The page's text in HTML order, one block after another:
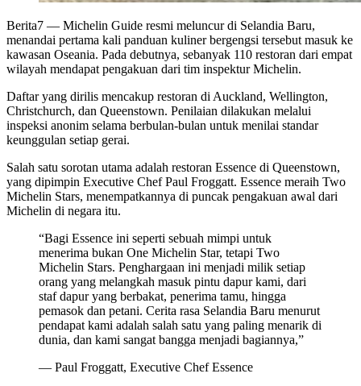
Berita7 — Michelin Guide resmi meluncur di Selandia Baru,
menandai pertama kali panduan kuliner bergengsi tersebut masuk ke
kawasan Oseania. Pada debutnya, sebanyak 110 restoran dari empat
wilayah mendapat pengakuan dari tim inspektur Michelin.
Daftar yang dirilis mencakup restoran di Auckland, Wellington,
Christchurch, dan Queenstown. Penilaian dilakukan melalui
inspeksi anonim selama berbulan-bulan untuk menilai standar
keunggulan setiap gerai.
Salah satu sorotan utama adalah restoran Essence di Queenstown,
yang dipimpin Executive Chef Paul Froggatt. Essence meraih Two
Michelin Stars, menempatkannya di puncak pengakuan awal dari
Michelin di negara itu.
“Bagi Essence ini seperti sebuah mimpi untuk
menerima bukan One Michelin Star, tetapi Two
Michelin Stars. Penghargaan ini menjadi milik setiap
orang yang melangkah masuk pintu dapur kami, dari
staf dapur yang berbakat, penerima tamu, hingga
pemasok dan petani. Cerita rasa Selandia Baru menurut
pendapat kami adalah salah satu yang paling menarik di
dunia, dan kami sangat bangga menjadi bagiannya,”
— Paul Froggatt, Executive Chef Essence